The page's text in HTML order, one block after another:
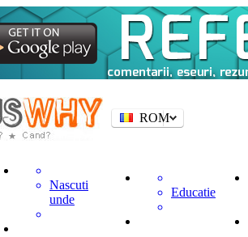
ROM
Nascuti
unde
Educatie